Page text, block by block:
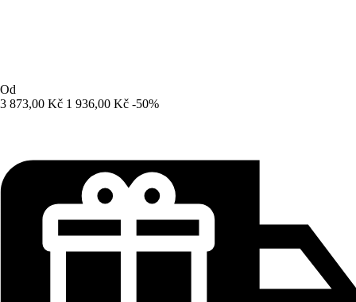
Od
3 873,00 Kč 1 936,00 Kč -50%